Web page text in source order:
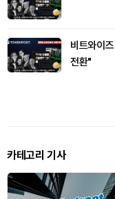
비트와이
전환"
카테고리 기사